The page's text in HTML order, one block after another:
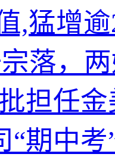
,猛增
落，
担任
期中考